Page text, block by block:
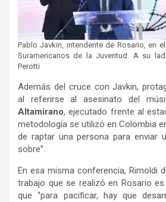
Pablo Javkin, intendente de Rosario, en
Suramericanos de la Juventud. A su
Perotti
Además del cruce con Javkin,
al referirse al asesinato del
Altamirano, ejecutado frente al
metodología se utilizó en Colombia
de raptar una persona para enviar
sobre”.
En esa misma conferencia, Rimoldi
trabajo que se realizó en Rosario
que “para pacificar, hay que